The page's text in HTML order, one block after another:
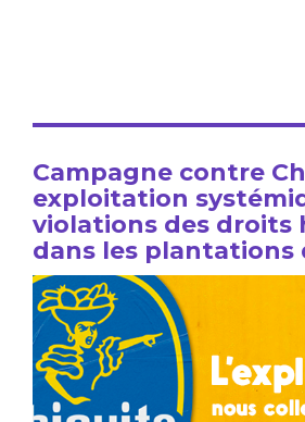
Campagne contre
exploitation
violations des droits
dans les plantations